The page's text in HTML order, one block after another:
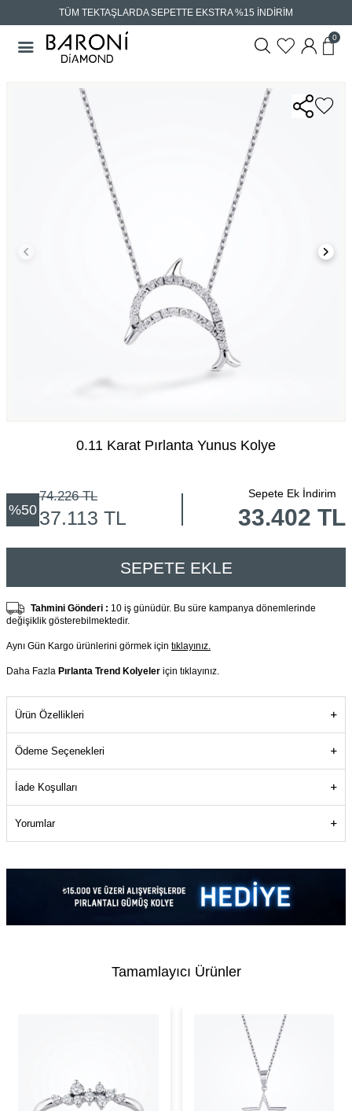
TÜM TEKTAŞLARDA SEPETTE EKSTRA %15 İNDİRİM
0
0.11 Karat Pırlanta Yunus Kolye
%50
74.226TL
37.113 TL
Sepete Ek İndirim
33.402 TL
SEPETE EKLE
Tahmini Gönderi : 10 iş günüdür. Bu süre kampanya dönemlerinde
değişiklik gösterebilmektedir.
Aynı Gün Kargo ürünlerini görmek için tıklayınız.
Daha Fazla Pırlanta Trend Kolyeler için tıklayınız.
Ürün Özellikleri
Ödeme Seçenekleri
İade Koşulları
Yorumlar
Tamamlayıcı Ürünler